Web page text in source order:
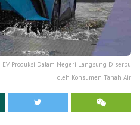
Produksi Dalam Negeri Langsung Diserbu
oleh Konsumen Tanah Air